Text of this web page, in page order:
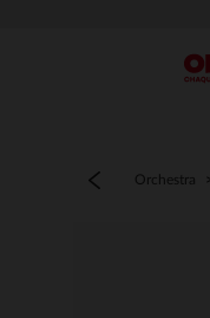
Menu
Orchestra